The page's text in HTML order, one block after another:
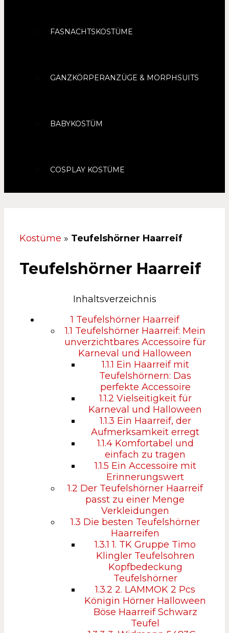
FASNACHTSKOSTÜME
GANZKÖRPERANZÜGE & MORPHSUITS
BABYKOSTÜM
COSPLAY KOSTÜME
Kostüme » Teufelshörner Haarreif
Teufelshörner Haarreif
Inhaltsverzeichnis
1 Teufelshörner Haarreif
1.1 Teufelshörner Haarreif: Mein
unverzichtbares Accessoire für
Karneval und Halloween
1.1.1 Ein Haarreif mit
Teufelshörnern: Das
perfekte Accessoire
1.1.2 Vielseitigkeit für
Karneval und Halloween
1.1.3 Ein Haarreif, der
Aufmerksamkeit erregt
1.1.4Komfortabel und
einfach zu tragen
1.1.5 Ein Accessoire mit
Erinnerungswert
1.2 Der Teufelshörner Haarreif
passt zu einer Menge
Verkleidungen
1.3 Die besten Teufelshörner
Haarreifen
1.3.1 1. TK Gruppe Timo
Klingler Teufelsohren
Kopfbedeckung
Teufelshörner
1.3.2 2. LAMMOK 2 Pcs
Königin Hörner Halloween
Böse Haarreif Schwarz
Teufel